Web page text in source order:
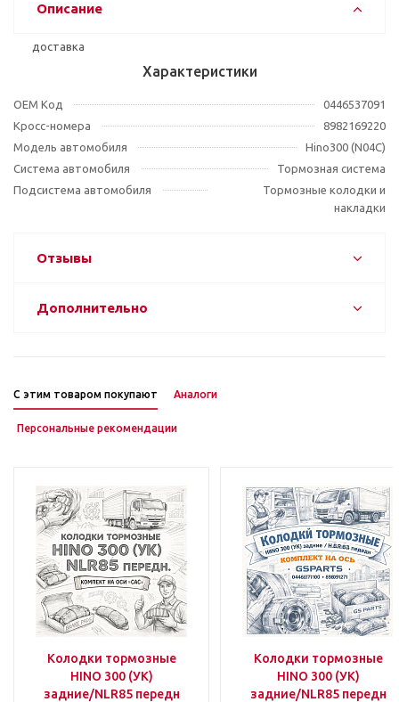
Описание
Характеристики
OEM Код
0446537091
Кросс-номера
8982169220
Модель автомобиля
Hino300 (N04C)
Система автомобиля
Тормозная система
Подсистема автомобиля
Тормозные колодки и
накладки
Отзывы
Дополнительно
С этим товаром покупают Аналоги
Персональные рекомендации
Колодки тормозные
HINO 300 (УК)
задние/NLR85 передн
Колодки тормозные
HINO 300 (УК)
задние/NLR85 передн